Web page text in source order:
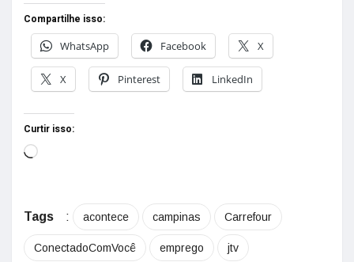
Compartilhe isso:
WhatsApp
Facebook X
X Pinterest LinkedIn
Curtir isso:
Tags : acontece campinas Carrefour
ConectadoComVocê emprego jtv